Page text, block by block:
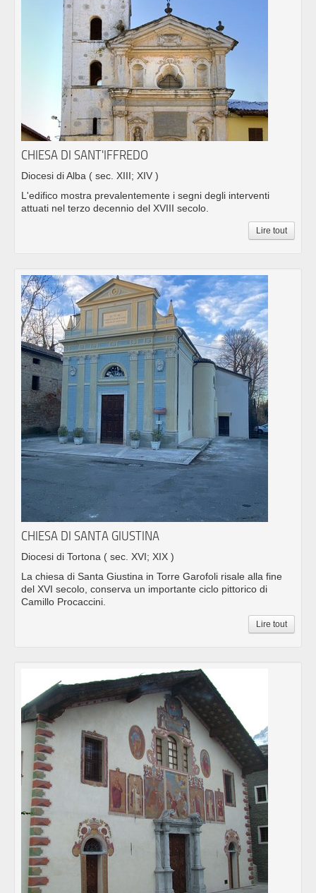
CHIESA DI SANT'IFFREDO
Diocesi di Alba ( sec. XIII; XIV )
L'edifico mostra prevalentemente i segni degli interventi
attuati nel terzo decennio del XVIII secolo.
Lire tout
CHIESA DI SANTA GIUSTINA
Diocesi di Tortona ( sec. XVI; XIX )
La chiesa di Santa Giustina in Torre Garofoli risale alla fine
del XVI secolo, conserva un importante ciclo pittorico di
Camillo Procaccini.
Lire tout